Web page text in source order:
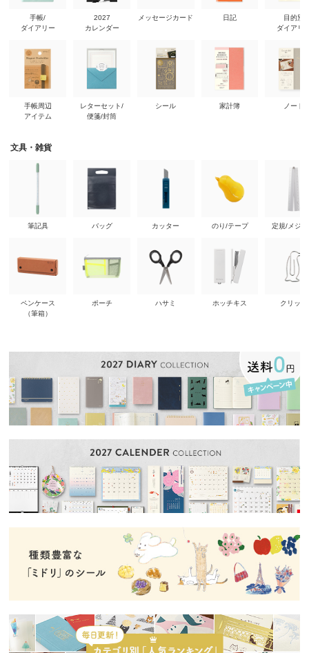
手帳/
ダイアリー
手帳周辺
アイテム
2027
カレンダー
レターセット/
便箋/封筒
メッセージカード
シール
日記
家計簿
目的別
ダイアリ
ノート
文具・雑貨
筆記具
ペンケース
（筆箱）
バッグ
ポーチ
カッター
ハサミ
のり/テープ
ホッチキス
定規/メジ
クリップ